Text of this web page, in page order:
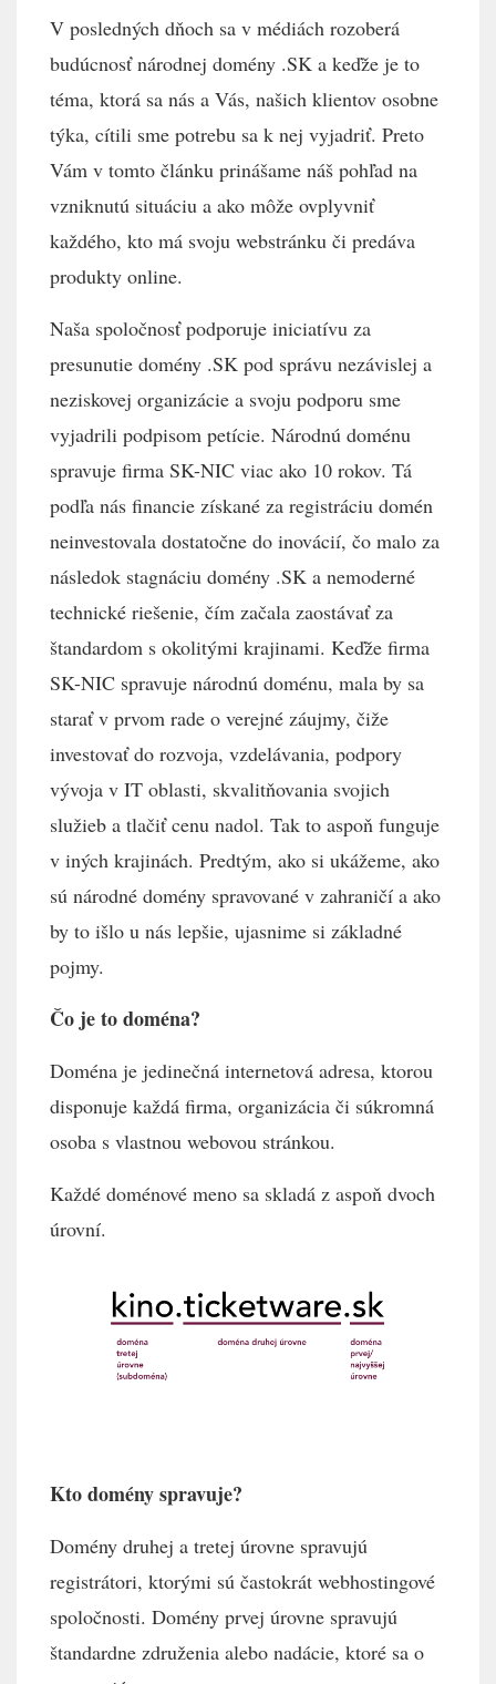
V posledných dňoch sa v médiách rozoberá
budúcnosť národnej domény .SK a keďže je to
téma, ktorá sa nás a Vás, našich klientov osobne
týka, cítili sme potrebu sa k nej vyjadriť. Preto
Vám v tomto článku prinášame náš pohľad na
vzniknutú situáciu a ako môže ovplyvniť
každého, kto má svoju webstránku či predáva
produkty online.
Naša spoločnosť podporuje iniciatívu za
presunutie domény .SK pod správu nezávislej a
neziskovej organizácie a svoju podporu sme
vyjadrili podpisom petície. Národnú doménu
spravuje firma SK-NIC viac ako 10 rokov. Tá
podľa nás financie získané za registráciu domén
neinvestovala dostatočne do inovácií, čo malo za
následok stagnáciu domény .SK a nemoderné
technické riešenie, čím začala zaostávať za
štandardom s okolitými krajinami. Keďže firma
SK-NIC spravuje národnú doménu, mala by sa
starať v prvom rade o verejné záujmy, čiže
investovať do rozvoja, vzdelávania, podpory
vývoja v IT oblasti, skvalitňovania svojich
služieb a tlačiť cenu nadol. Tak to aspoň funguje
v iných krajinách. Predtým, ako si ukážeme, ako
sú národné domény spravované v zahraničí a ako
by to išlo u nás lepšie, ujasnime si základné
pojmy.
Čo je to doména?
Doména je jedinečná internetová adresa, ktorou
disponuje každá firma, organizácia či súkromná
osoba s vlastnou webovou stránkou.
Každé doménové meno sa skladá z aspoň dvoch
úrovní.
Kto domény spravuje?
Domény druhej a tretej úrovne spravujú
registrátori, ktorými sú častokrát webhostingové
spoločnosti. Domény prvej úrovne spravujú
štandardne združenia alebo nadácie, ktoré sa o